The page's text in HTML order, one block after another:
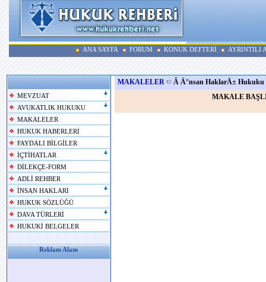
ANA SAYFA FORUM KONUK DEFTERİ AYRINTILI
MEVZUAT
AVUKATLIK HUKUKU
MAKALELER
HUKUK HABERLERİ
FAYDALI BİLGİLER
İÇTİHATLAR
DİLEKÇE-FORM
ADLİ REHBER
İNSAN HAKLARI
HUKUK SÖZLÜĞÜ
DAVA TÜRLERİ
HUKUKİ BELGELER
Reklam Alanı
MAKALELER
Â Ä°nsan HaklarÄ± Hukuku
MAKALE